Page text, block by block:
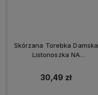
Skórzana Torebka Damska
Listonoszka NA
30,49 zł